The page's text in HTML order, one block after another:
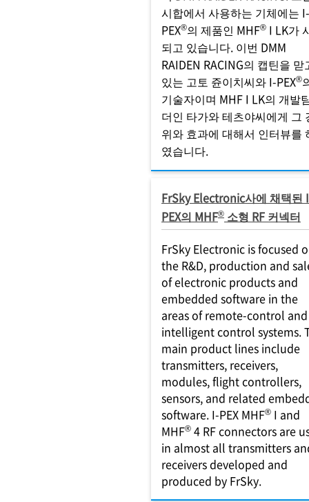
시합에서 사용하는 기체에는 I-
PEX®의 제품인 MHF® I LK가
되고 있습니다. 이번 DMM
RAIDEN RACING의 캡틴을 맏
있는 고토 쥰이치씨와 I-PEX®
기술자이며 MHF I LK의 개발
더인 타가와 테츠야씨에게 그
위와 효과에 대해서 인터뷰를
였습니다.
FrSky Electronic사에 채택된
PEX의 MHF® 소형 RF 커넥터
FrSky Electronic is focused
the R&D, production and
of electronic products and
embedded software in the
areas of remote-control and
intelligent control systems.
main product lines include
transmitters, receivers,
modules, flight controllers,
sensors, and related
software. I-PEX MHF® I and
MHF® 4 RF connectors are
in almost all transmitters
receivers developed and
produced by FrSky.